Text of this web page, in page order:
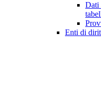
Dati
Enti di